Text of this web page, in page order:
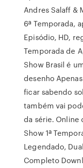
Andres Salaff &
6ª Temporada,
Episódio, HD,
Temporada de
Show Brasil é
desenho
ficar sabendo
também vai
da série. Online
Show 1ª
Legendado,
Completo